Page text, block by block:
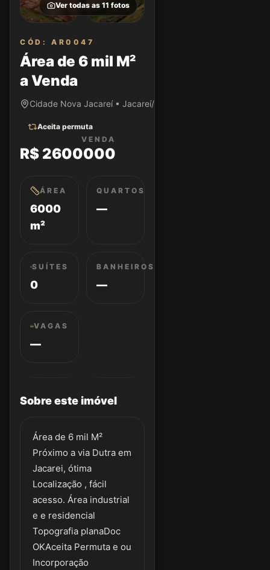
Ver todas as 11 fotos
CÓD: AR0047
Área de 6 mil M²
a Venda
Cidade Nova Jacareí • Jacareí/SP
Aceita permuta
VENDA
R$ 2600000
ÁREA
6000
m²
QUARTOS
—
SUÍTES
0
BANHEIROS
—
VAGAS
—
Sobre este imóvel
Área de 6 mil M²
Próximo a via Dutra em
Jacarei, ótima
Localização , fácil
acesso. Área industrial
e e residencial
Topografia planaDoc
OKAceita Permuta e ou
Incorporação